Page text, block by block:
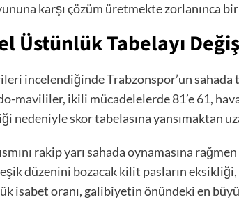
karşı çözüm üretmekte zorlanınca bir
Üstünlük Tabelayı
incelendiğinde Trabzonspor’un
mavililer, ikili mücadelelerde 81’e 61,
nedeniyle skor tabelasına yansımaktan
rakip yarı sahada oynamasına
düzenini bozacak kilit pasların
isabet oranı, galibiyetin önündeki en